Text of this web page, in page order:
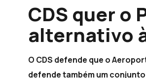
CDS quer o
alternativo
O CDS defende que o
defende também um